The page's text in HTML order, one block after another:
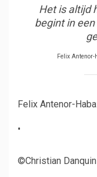
Het is altijd
begint in
Felix
Felix Antenor-
•
©Christian